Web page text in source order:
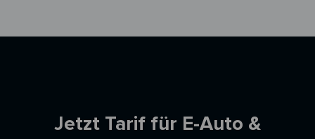
Jetzt Tarif für E-Auto &